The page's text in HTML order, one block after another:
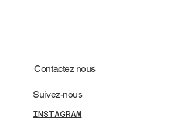
Contactez nous
INSTAGRAM
Suivez-nous